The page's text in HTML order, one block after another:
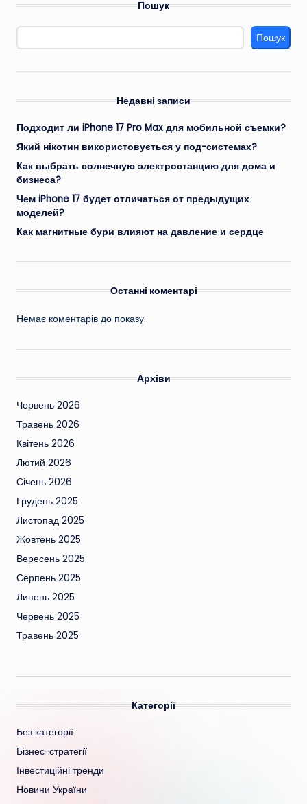
Пошук
Пошук
Недавні записи
Подходит ли iPhone 17 Pro Max для мобильной съемки?
Який нікотин використовується у под-системах?
Как выбрать солнечную электростанцию для дома и
бизнеса?
Чем iPhone 17 будет отличаться от предыдущих
моделей?
Как магнитные бури влияют на давление и сердце
Останні коментарі
Немає коментарів до показу.
Архіви
Червень 2026
Травень 2026
Квітень 2026
Лютий 2026
Січень 2026
Грудень 2025
Листопад 2025
Жовтень 2025
Вересень 2025
Серпень 2025
Липень 2025
Червень 2025
Травень 2025
Категорії
Без категорії
Бізнес-стратегії
Інвестиційні тренди
Новини України